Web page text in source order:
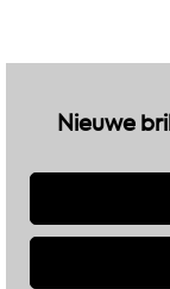
Nieuwe